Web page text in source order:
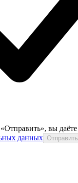
вы даёте
данных Отправить